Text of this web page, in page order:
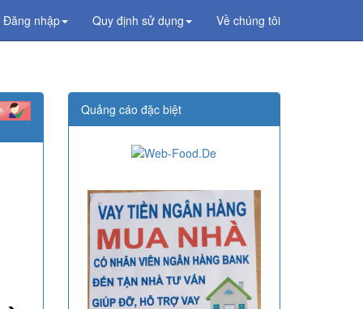
Đăng nhập Quy định sử dụng Về chúng tôi
Quảng cáo đặc biệt